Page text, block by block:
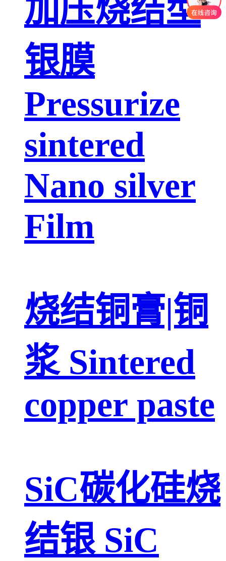
加压烧结型
银膜
Pressurize
sintered
Nano silver
Film
烧结铜膏|铜
浆 Sintered
copper paste
SiC碳化硅烧
结银 SiC